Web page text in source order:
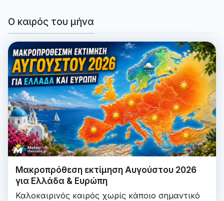
Ο καιρός του μήνα
Μακροπρόθεση εκτίμηση Αυγούστου 2026
για Ελλάδα & Ευρώπη
Καλοκαιρινός καιρός χωρίς κάποιο σημαντικό